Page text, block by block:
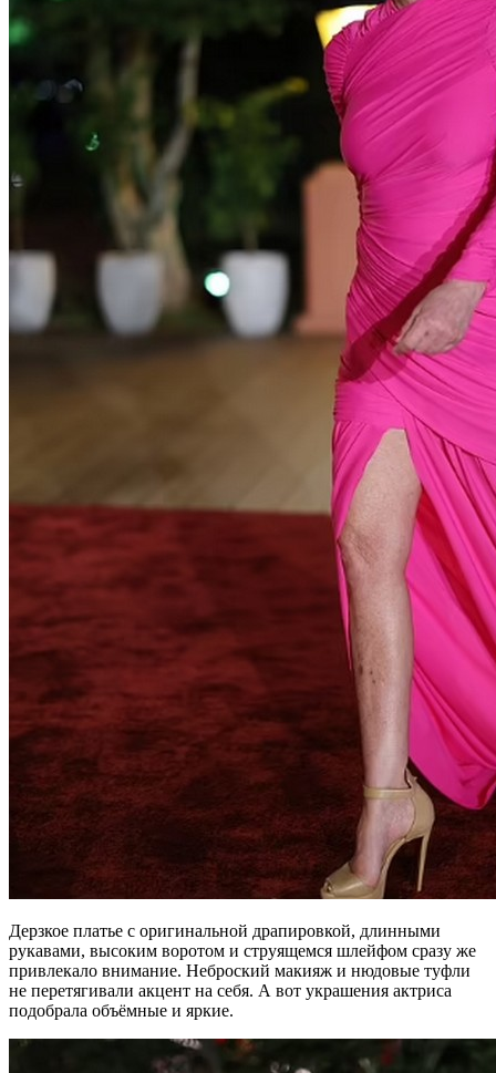
Дерзкое платье с оригинальной драпировкой, длинными
рукавами, высоким воротом и струящемся шлейфом сразу же
привлекало внимание. Неброский макияж и нюдовые туфли
не перетягивали акцент на себя. А вот украшения актриса
подобрала объёмные и яркие.